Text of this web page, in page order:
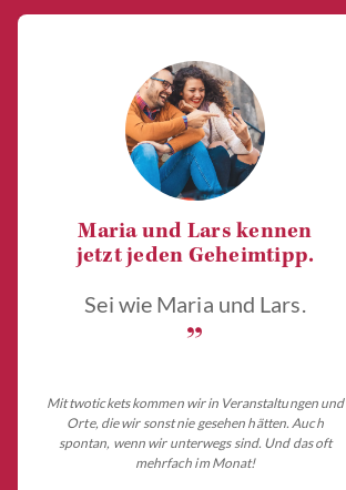
Maria und Lars kennen
jetzt jeden Geheimtipp.
Sei wie Maria und Lars.
„
Mit twotickets kommen wir in Veranstaltungen und
Orte, die wir sonst nie gesehen hätten. Auch
spontan, wenn wir unterwegs sind. Und das oft
mehrfach im Monat!